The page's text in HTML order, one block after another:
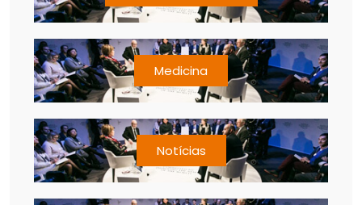
Medicina
Notícias